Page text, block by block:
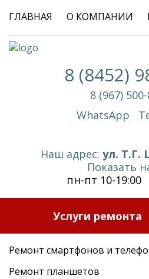
ГЛАВНАЯ О КОМПАНИИ
8 (8452)
8 (967)
WhatsApp
Наш адрес: ул. Т.Г.
Показать
пн-пт 10-19:00
Услуги ремонта
Ремонт смартфонов и
Ремонт планшетов